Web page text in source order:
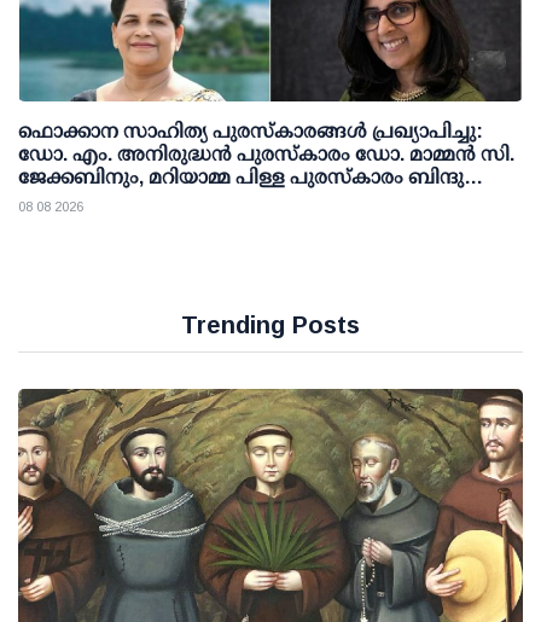
ഫൊക്കാന സാഹിത്യ പുരസ്‌കാരങ്ങള്‍ പ്രഖ്യാപിച്ചു:
ഡോ. എം. അനിരുദ്ധന്‍ പുരസ്‌കാരം ഡോ. മാമ്മന്‍ സി.
ജേക്കബിനും, മറിയാമ്മ പിള്ള പുരസ്‌കാരം ബിന്ദു
കാനയ്ക്കും
08 08 2026
Trending Posts